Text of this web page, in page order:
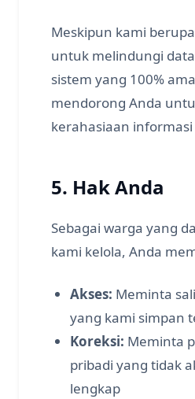
Meskipun kami
untuk melindungi
sistem yang 100%
mendorong Anda
kerahasiaan
5. Hak Anda
Sebagai warga yang
kami kelola, Anda
Akses: Meminta
yang kami simpan
Koreksi: Meminta
pribadi yang tidak
lengkap